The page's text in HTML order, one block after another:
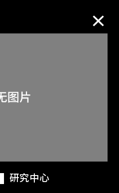
研究中心
及二十一世纪视觉